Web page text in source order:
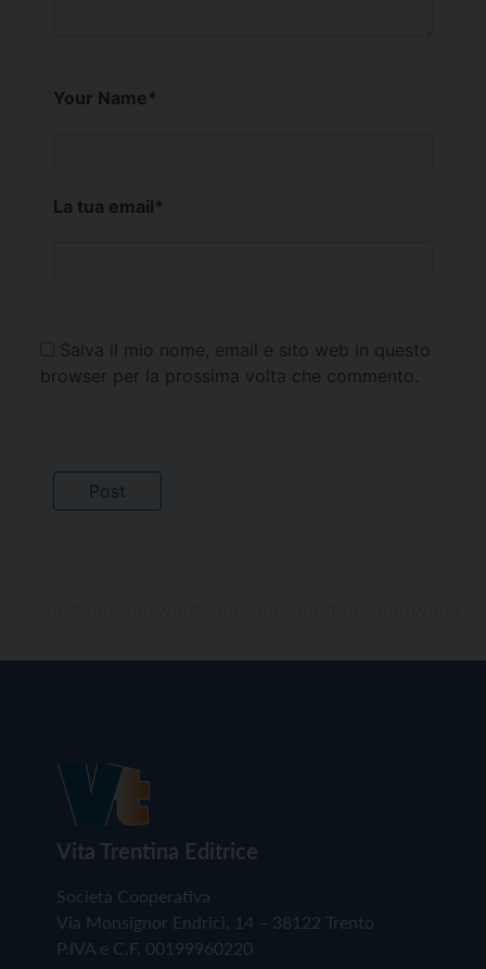
Your Name*
La tua email*
Salva il mio nome, email e sito web in questo
browser per la prossima volta che commento.
Vita Trentina Editrice
Società Cooperativa
Via Monsignor Endrici, 14 – 38122 Trento
P.IVA e C.F. 00199960220